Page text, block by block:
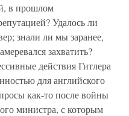
в прошлом
Удалось ли
знали ли мы заранее,
захватить?
действия Гитлера
для английского
как-то после войны
министра, с которым